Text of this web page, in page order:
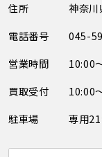
住所
神奈
電話番号
045-
営業時間
10:00
買取受付
10:00
駐車場
専用